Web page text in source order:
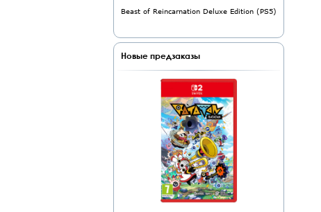
Beast of Reincarnation Deluxe Edition (PS5)
Новые предзаказы